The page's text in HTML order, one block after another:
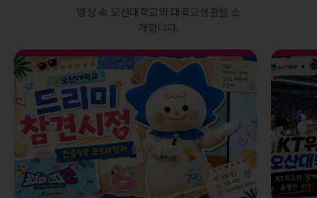
영상 속 오산대학교의 대학교생활을 소
개합니다.